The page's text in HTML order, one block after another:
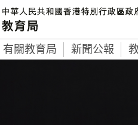
有關教育局 新聞公報